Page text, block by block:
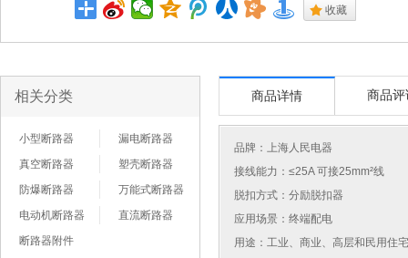
. 收藏
相关分类
小型断路器
漏电断路器
真空断路器
塑壳断路器
防爆断路器
万能式断路器
电动机断路器
直流断路器
断路器附件
商品详情 商品评
品牌： 上海人民电器
接线能力：≤25A 可接25mm²线
脱扣方式：分励脱扣器
应用场景：终端配电
用途：工业、商业、高层和民用住